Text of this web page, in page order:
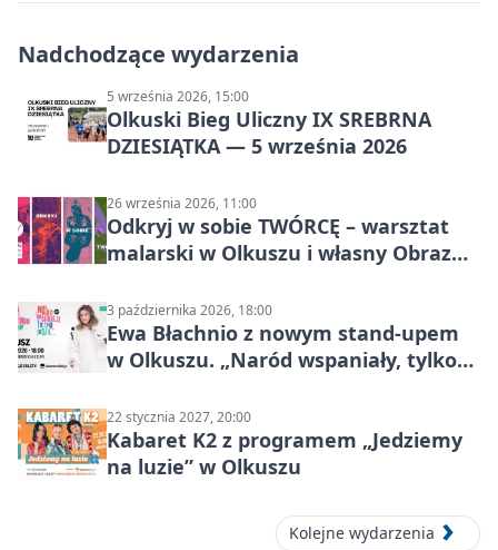
Nadchodzące wydarzenia
5 września 2026, 15:00
Olkuski Bieg Uliczny IX SREBRNA
DZIESIĄTKA — 5 września 2026
26 września 2026, 11:00
Odkryj w sobie TWÓRCĘ – warsztat
malarski w Olkuszu i własny Obraz
3 października 2026, 18:00
Ewa Błachnio z nowym stand-upem
w Olkuszu. „Naród wspaniały, tylko
22 stycznia 2027, 20:00
Kabaret K2 z programem „Jedziemy
na luzie” w Olkuszu
Kolejne wydarzenia